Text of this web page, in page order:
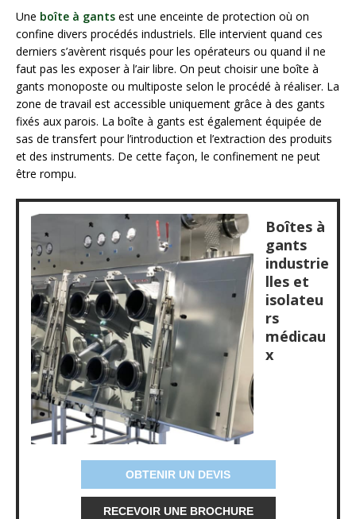
Une boîte à gants est une enceinte de protection où on
confine divers procédés industriels. Elle intervient quand ces
derniers s’avèrent risqués pour les opérateurs ou quand il ne
faut pas les exposer à l’air libre. On peut choisir une boîte à
gants monoposte ou multiposte selon le procédé à réaliser. La
zone de travail est accessible uniquement grâce à des gants
fixés aux parois. La boîte à gants est également équipée de
sas de transfert pour l’introduction et l’extraction des produits
et des instruments. De cette façon, le confinement ne peut
être rompu.
Boîtes à
gants
industrie
lles et
isolateu
rs
médicau
x
OBTENIR UN DEVIS
RECEVOIR UNE BROCHURE